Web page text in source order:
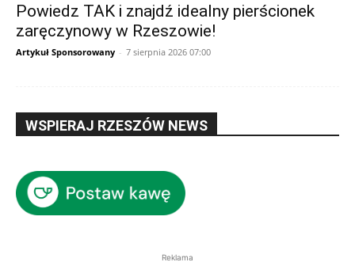
Powiedz TAK i znajdź idealny pierścionek
zaręczynowy w Rzeszowie!
Artykuł Sponsorowany - 7 sierpnia 2026 07:00
WSPIERAJ RZESZÓW NEWS
Reklama